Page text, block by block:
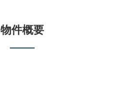
物件概要